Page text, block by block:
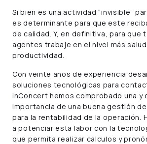
Si bien es una actividad “invisible”
es determinante para que este
de calidad. Y, en definitiva, para que
agentes trabaje en el nivel más
productividad.
Con veinte años de experiencia
soluciones tecnológicas para
inConcert hemos comprobado una y
importancia de una buena gestión
para la rentabilidad de la operación.
a potenciar esta labor con la
que permita realizar cálculos y